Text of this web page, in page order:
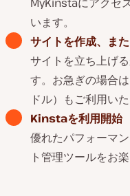
います。
サイトを作成、ま
サイトを立ち上げ
す。お急ぎの場合
ドル）もご利用いた
Kinstaを利用開始
優れたパフォーマ
ト管理ツールをお